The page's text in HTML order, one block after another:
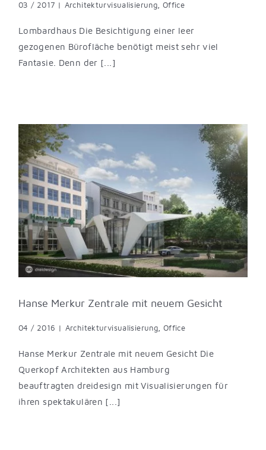
03 / 2017 | Architekturvisualisierung, Office
Lombardhaus Die Besichtigung einer leer
gezogenen Bürofläche benötigt meist sehr viel
Fantasie. Denn der [...]
Hanse Merkur Zentrale mit neuem Gesicht
04 / 2016 | Architekturvisualisierung, Office
Hanse Merkur Zentrale mit neuem Gesicht Die
Querkopf Architekten aus Hamburg
beauftragten dreidesign mit Visualisierungen für
ihren spektakulären [...]